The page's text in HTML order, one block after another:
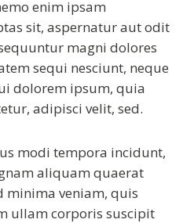
enim ipsam
sit, aspernatur aut odit
magni dolores
sequi nesciunt, neque
dolorem ipsum, quia
adipisci velit, sed.
modi tempora incidunt,
aliquam quaerat
minima veniam, quis
ullam corporis suscipit